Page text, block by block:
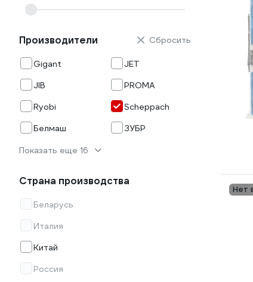
Производители
Gigant
JET
JIB
PROMA
Ryobi
Scheppach
Белмаш
ЗУБР
Показать еще 16
Сбросить
Страна производства
Беларусь
Италия
Китай
Россия
Нет